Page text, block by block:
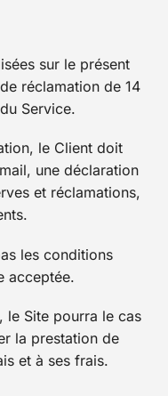
sur le présent
réclamation de 14
Service.
le Client doit
une déclaration
et réclamations,
les conditions
acceptée.
le Site pourra le cas
la prestation de
et à ses frais.